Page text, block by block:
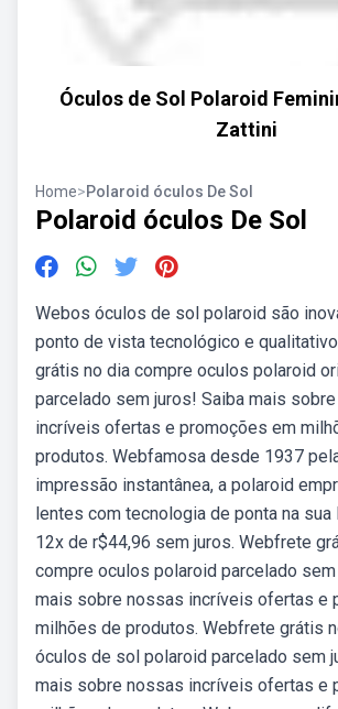
Óculos de Sol Polaroid
Zattini
Home>Polaroid óculos De Sol
Polaroid óculos De Sol
Webos óculos de sol polaroid são
ponto de vista tecnológico e
grátis no dia compre oculos polaroid
parcelado sem juros! Saiba mais
incríveis ofertas e promoções em
produtos. Webfamosa desde 1937
impressão instantânea, a polaroid
lentes com tecnologia de ponta na sua
12x de r$44,96 sem juros. Webfrete
compre oculos polaroid parcelado
mais sobre nossas incríveis ofertas e
milhões de produtos. Webfrete grátis
óculos de sol polaroid parcelado sem
mais sobre nossas incríveis ofertas e